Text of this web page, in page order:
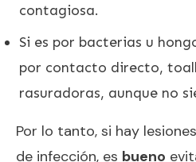
contagiosa.
Si es por bacterias u
por contacto directo,
rasuradoras, aunque no
Por lo tanto, si hay
de infección, es bueno